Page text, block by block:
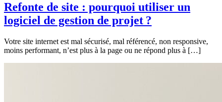
Refonte de site : pourquoi utiliser un
logiciel de gestion de projet ?
Votre site internet est mal sécurisé, mal référencé, non responsive,
moins performant, n’est plus à la page ou ne répond plus à […]